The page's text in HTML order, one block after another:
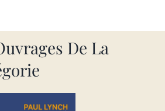
De La